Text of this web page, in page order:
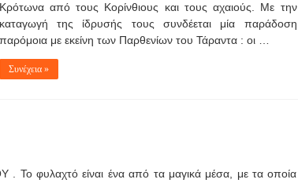
Κρότωνα από τους Κορίνθιους και τους αχαιούς. Με την
καταγωγή της ίδρυσής τους συνδέεται μία παράδοση
παρόμοια με εκείνη των Παρθενίων του Τάραντα : οι …
Συνέχεια »
φυλαχτό είναι ένα από τα μαγικά μέσα, με τα οποία